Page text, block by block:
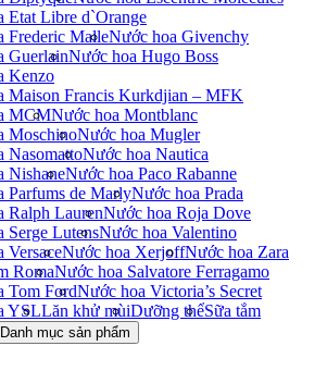
Etat Libre d`Orange
Frederic MalleNước hoa Givenchy
GuerlainNước hoa Hugo Boss
Kenzo
Maison Francis Kurkdjian – MFK
MCMNước hoa Montblanc
MoschinoNước hoa Mugler
NasomattoNước hoa Nautica
NishaneNước hoa Paco Rabanne
Parfums de MarlyNước hoa Prada
Ralph LaurenNước hoa Roja Dove
Serge LutensNước hoa Valentino
VersaceNước hoa XerjoffNước hoa Zara
RomaNước hoa Salvatore Ferragamo
Tom FordNước hoa Victoria’s Secret
YSLLăn khử mùiDưỡng thểSữa tắm
Danh mục sản phẩm